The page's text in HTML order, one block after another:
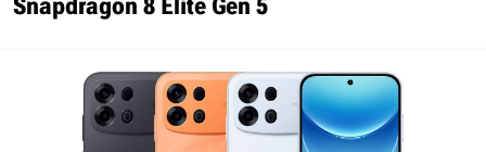
Snapdragon 8 Elite Gen 5